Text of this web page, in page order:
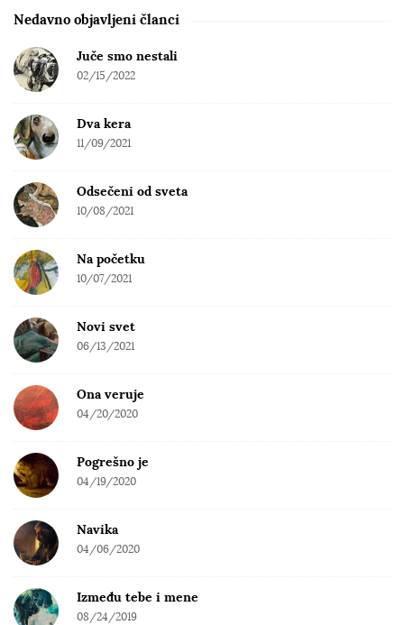
e
a
r
Nedavno objavljeni članci
Juče smo nestali
02/15/2022
Dva kera
11/09/2021
Odsečeni od sveta
10/08/2021
Na početku
10/07/2021
Novi svet
06/13/2021
Ona veruje
04/20/2020
Pogrešno je
04/19/2020
Navika
04/06/2020
Između tebe i mene
08/24/2019